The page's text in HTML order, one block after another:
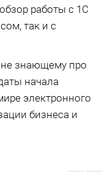
работы с 1С
так и с
не знающему про
начала
электронного
бизнеса и